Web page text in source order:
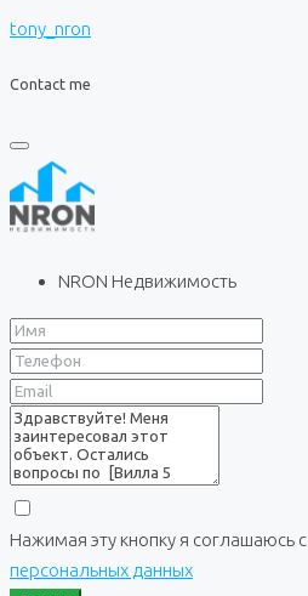
tony_nron
Contact me
NRON Недвижимость
Нажимая эту кнопку я соглашаюсь с
персональных данных